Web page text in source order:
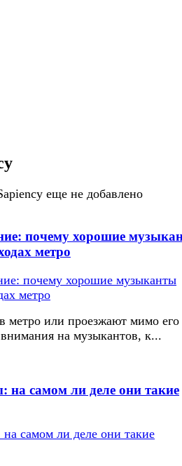
еще не добавлено
почему хорошие
метро
метро или проезжают мимо его
на музыкантов, к...
на самом ли деле они такие